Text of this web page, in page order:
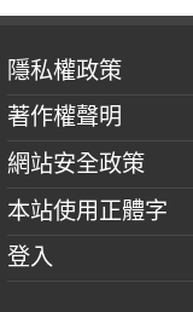
隱私權政策
著作權聲明
網站安全政策
本站使用正體字
登入